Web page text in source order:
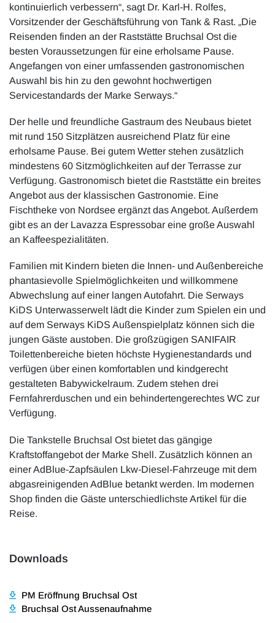
kontinuierlich verbessern“, sagt Dr. Karl-H. Rolfes,
Vorsitzender der Geschäftsführung von Tank & Rast. „Die
Reisenden finden an der Raststätte Bruchsal Ost die
besten Voraussetzungen für eine erholsame Pause.
Angefangen von einer umfassenden gastronomischen
Auswahl bis hin zu den gewohnt hochwertigen
Servicestandards der Marke Serways.“
Der helle und freundliche Gastraum des Neubaus bietet
mit rund 150 Sitzplätzen ausreichend Platz für eine
erholsame Pause. Bei gutem Wetter stehen zusätzlich
mindestens 60 Sitzmöglichkeiten auf der Terrasse zur
Verfügung. Gastronomisch bietet die Raststätte ein breites
Angebot aus der klassischen Gastronomie. Eine
Fischtheke von Nordsee ergänzt das Angebot. Außerdem
gibt es an der Lavazza Espressobar eine große Auswahl
an Kaffeespezialitäten.
Familien mit Kindern bieten die Innen- und Außenbereiche
phantasievolle Spielmöglichkeiten und willkommene
Abwechslung auf einer langen Autofahrt. Die Serways
KiDS Unterwasserwelt lädt die Kinder zum Spielen ein und
auf dem Serways KiDS Außenspielplatz können sich die
jungen Gäste austoben. Die großzügigen SANIFAIR
Toilettenbereiche bieten höchste Hygienestandards und
verfügen über einen komfortablen und kindgerecht
gestalteten Babywickelraum. Zudem stehen drei
Fernfahrerduschen und ein behindertengerechtes WC zur
Verfügung.
Die Tankstelle Bruchsal Ost bietet das gängige
Kraftstoffangebot der Marke Shell. Zusätzlich können an
einer AdBlue-Zapfsäulen Lkw-Diesel-Fahrzeuge mit dem
abgasreinigenden AdBlue betankt werden. Im modernen
Shop finden die Gäste unterschiedlichste Artikel für die
Reise.
Downloads
PM Eröffnung Bruchsal Ost
Bruchsal Ost Aussenaufnahme